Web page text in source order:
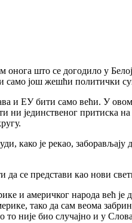
што се догодило у
још жешћи политички
и ЕУ бити само већи. У
ни јединственог
како је рекао,
се представи као нови
и америчког народа већ
тако да сам веома
није био случајно и у